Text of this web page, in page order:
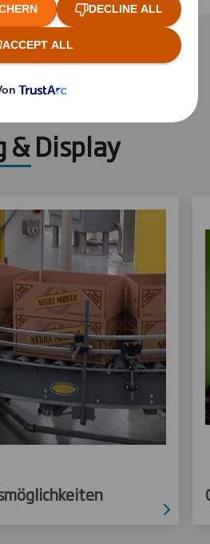
unsere
rund um
& Display